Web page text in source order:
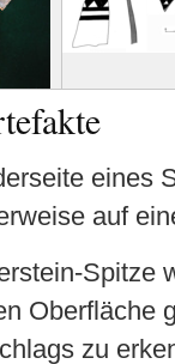
eines
auf
Spitze
Oberfläche
zu